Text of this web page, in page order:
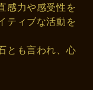
感力や感受性を
ティブな活動を
とも言われ、心